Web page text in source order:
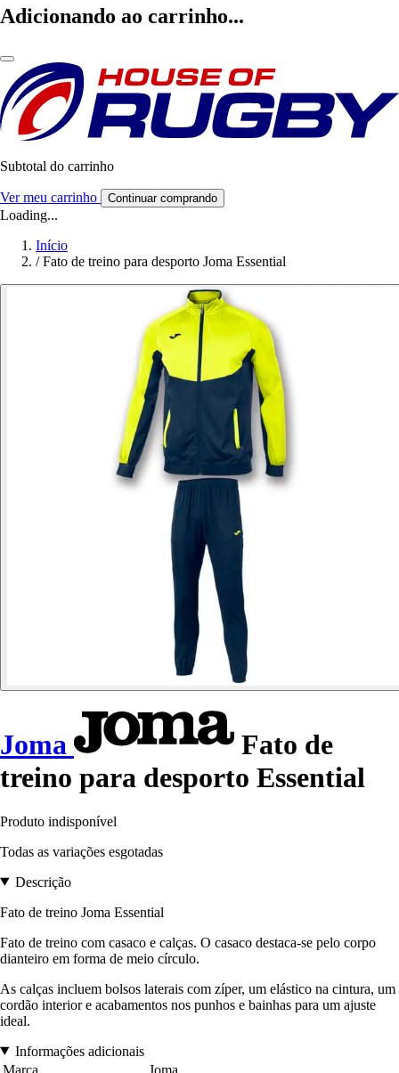
Adicionando ao carrinho...
Subtotal do carrinho
Ver meu carrinho Continuar comprando
Loading...
Início
/ Fato de treino para desporto Joma Essential
Joma
Fato de
treino para desporto Essential
Produto indisponível
Todas as variações esgotadas
Descrição
Fato de treino Joma Essential
Fato de treino com casaco e calças. O casaco destaca-se pelo corpo
dianteiro em forma de meio círculo.
As calças incluem bolsos laterais com zíper, um elástico na cintura, um
cordão interior e acabamentos nos punhos e bainhas para um ajuste
ideal.
Informações adicionais
Marca
Joma